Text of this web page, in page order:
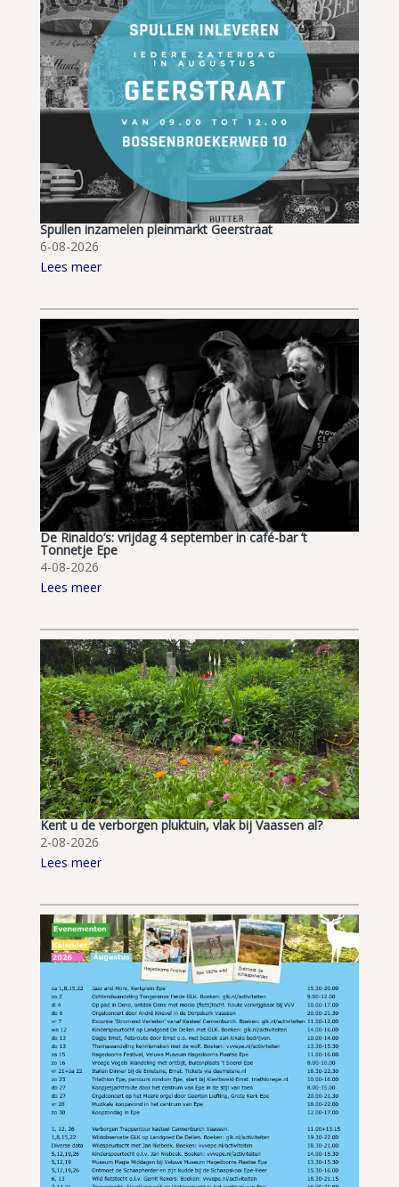
Spullen inzamelen pleinmarkt Geerstraat
6-08-2026
Lees meer
De Rinaldo’s: vrijdag 4 september in café-bar ’t
Tonnetje Epe
4-08-2026
Lees meer
Kent u de verborgen pluktuin, vlak bij Vaassen al?
2-08-2026
Lees meer